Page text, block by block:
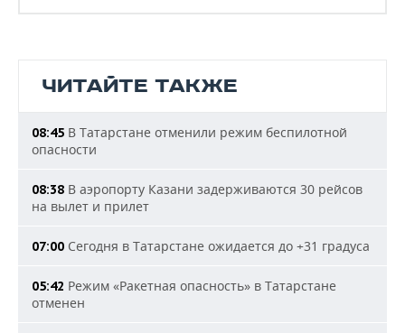
ЧИТАЙТЕ ТАКЖЕ
08:45 В Татарстане отменили режим беспилотной
опасности
08:38 В аэропорту Казани задерживаются 30 рейсов
на вылет и прилет
07:00 Сегодня в Татарстане ожидается до +31 градуса
05:42 Режим «Ракетная опасность» в Татарстане
отменен